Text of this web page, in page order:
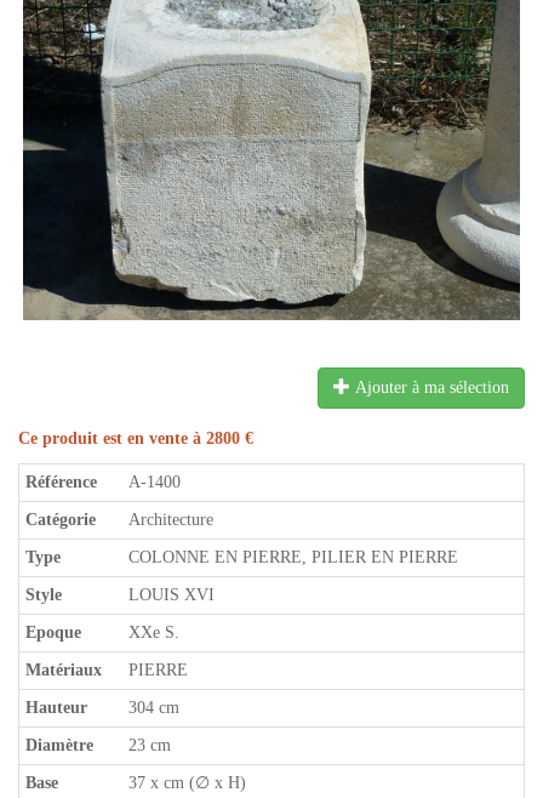
Ajouter à ma sélection
Ce produit est en vente à 2800 €
Référence A-1400
Catégorie Architecture
Type COLONNE EN PIERRE, PILIER EN PIERRE
Style LOUIS XVI
Epoque XXe S.
Matériaux PIERRE
Hauteur 304 cm
Diamètre 23 cm
Base 37 x cm (∅ x H)